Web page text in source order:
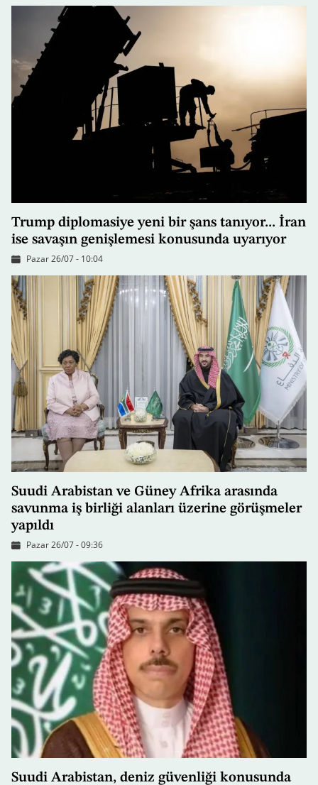
Trump diplomasiye yeni bir şans tanıyor... İran
ise savaşın genişlemesi konusunda uyarıyor
Pazar 26/07 - 10:04
Suudi Arabistan ve Güney Afrika arasında
savunma iş birliği alanları üzerine görüşmeler
yapıldı
Pazar 26/07 - 09:36
Suudi Arabistan, deniz güvenliği konusunda